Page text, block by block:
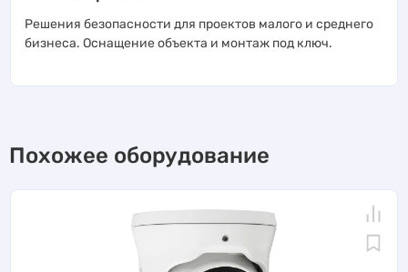
Решения безопасности для проектов малого и среднего
бизнеса. Оснащение объекта и монтаж под ключ.
Похожее оборудование